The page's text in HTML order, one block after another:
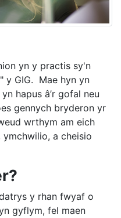
yn y practis sy'n
y GIG. Mae hyn yn
hapus â’r gofal neu
gennych bryderon yr
wrthym am eich
a cheisio
y rhan fwyaf o
gyflym, fel maen